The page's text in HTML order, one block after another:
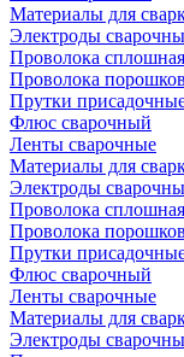
Материалы для
Электроды
Проволока сплошная
Проволока
Прутки
Флюс сварочный
Ленты сварочные
Материалы для
Электроды
Проволока сплошная
Проволока
Прутки
Флюс сварочный
Ленты сварочные
Материалы для
Электроды